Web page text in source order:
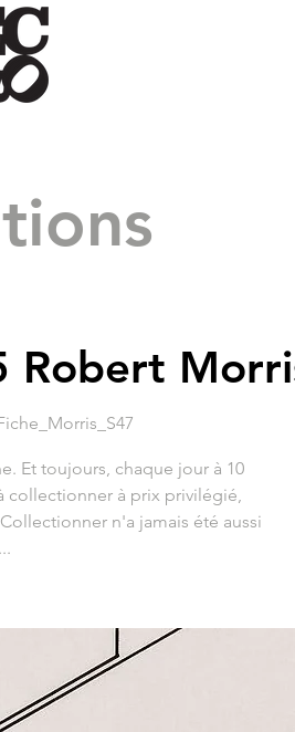
Robert
Et toujours, chaque jour à 10
à prix privilégié,
n'a jamais été aussi